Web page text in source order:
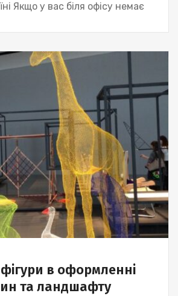
Якщо у вас біля офісу немає
фігури в оформленні
та ландшафту